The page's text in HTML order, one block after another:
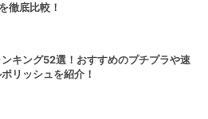
徹底比較！
キング52選！おすすめのプチプラや速
リッシュを紹介！